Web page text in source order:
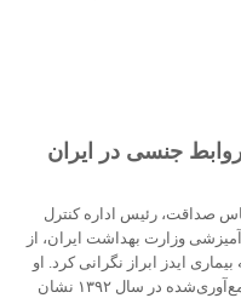
روابط جنسی در ایران
صداقت، رئیس اداره کنترل
آمیزشی وزارت بهداشت ایران، از
بیماری ایدز ابراز نگرانی کرد. او
گفت، اطلاعات جمع‌آوری‌شده در سال ۱۳۹۲ نشان